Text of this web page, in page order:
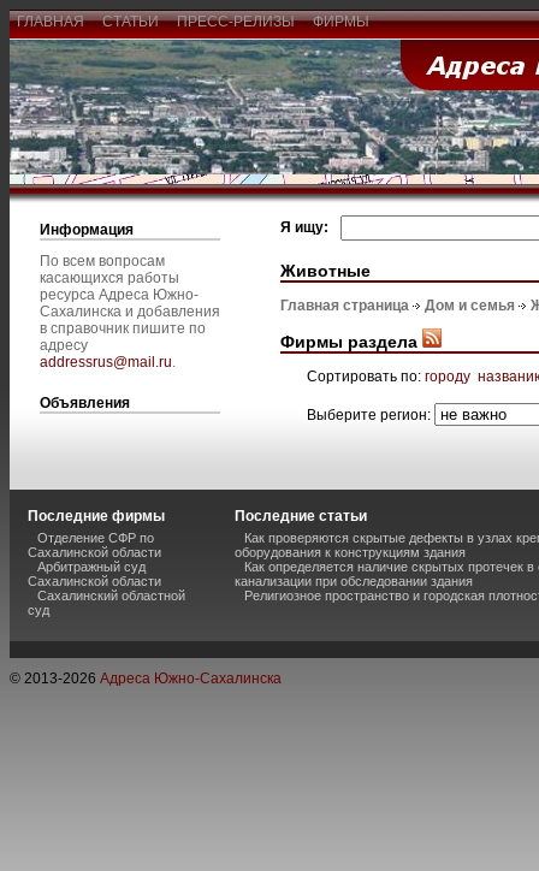
ГЛАВНАЯ СТАТЬИ ПРЕСС-РЕЛИЗЫ ФИРМЫ
Информация
По всем вопросам
касающихся работы
ресурса Адреса Южно-
Сахалинска и добавления
в справочник пишите по
адресу
addressrus@mail.ru.
Объявления
Я ищу:
Животные
Главная страница Дом и семья
Фирмы раздела
Сортировать по: городу
Выберите регион:
Последние фирмы
Отделение СФР по
Сахалинской области
Арбитражный суд
Сахалинской области
Сахалинский областной
суд
Последние статьи
Как проверяются скрытые дефекты в узлах
оборудования к конструкциям здания
Как определяется наличие скрытых протечек
канализации при обследовании здания
Религиозное пространство и городская
© 2013-2026 Адреса Южно-Сахалинска